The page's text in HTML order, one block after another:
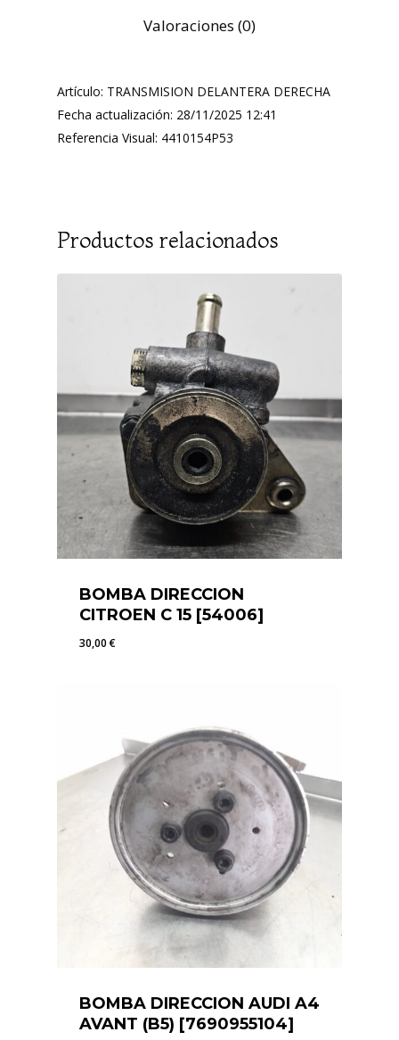
Valoraciones (0)
Artículo: TRANSMISION DELANTERA DERECHA
Fecha actualización: 28/11/2025 12:41
Referencia Visual: 4410154P53
Productos relacionados
BOMBA DIRECCION
CITROEN C 15 [54006]
30,00€
BOMBA DIRECCION AUDI A4
AVANT (B5) [7690955104]